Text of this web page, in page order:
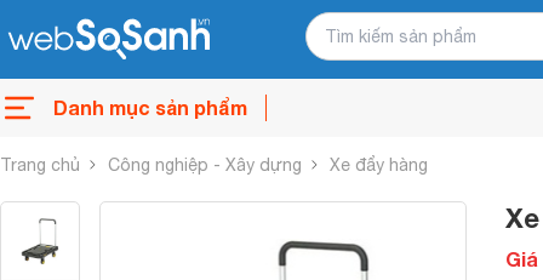
Danh mục sản phẩm
Trang chủ Công nghiệp - Xây dựng Xe đẩy hàng
Giá